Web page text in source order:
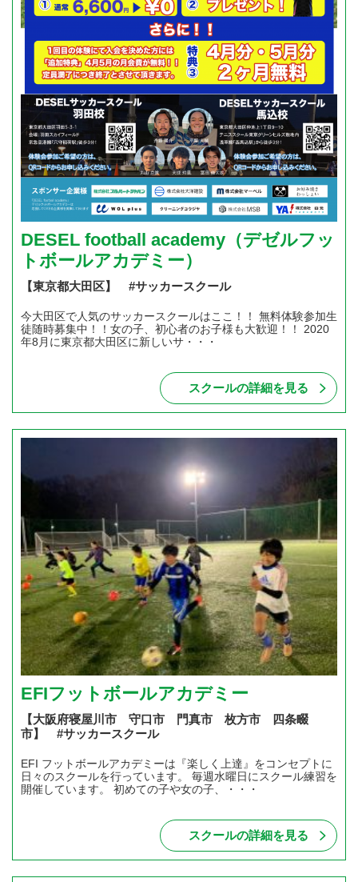
DESEL football academy（デゼルフッ
トボールアカデミー）
【東京都大田区】 #サッカースクール
今大田区で人気のサッカースクールはここ！！ 無料体験参加生
徒随時募集中！！女の子、初心者のお子様も大歓迎！！ 2020
年8月に東京都大田区に新しいサ・・・
スクールの詳細を見る
EFIフットボールアカデミー
【大阪府寝屋川市 守口市 門真市 枚方市 四条畷
市】 #サッカースクール
EFI フットボールアカデミーは『楽しく上達』をコンセプトに
日々のスクールを行っています。 毎週水曜日にスクール練習を
開催しています。 初めての子や女の子、・・・
スクールの詳細を見る